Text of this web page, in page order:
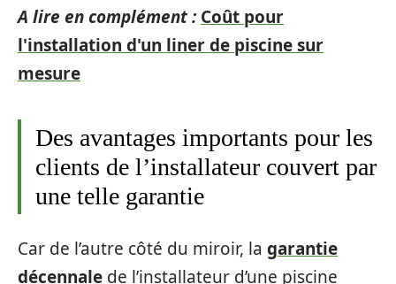
A lire en complément : Coût pour
l'installation d'un liner de piscine sur
mesure
Des avantages importants pour les
clients de l’installateur couvert par
une telle garantie
Car de l’autre côté du miroir, la garantie
décennale de l’installateur d’une piscine